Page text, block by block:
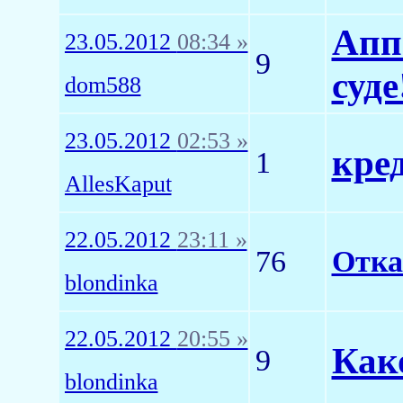
23.05.2012 08:34 »
dom588
9
23.05.2012 02:53 »
AllesKaput
1
22.05.2012 23:11 »
blondinka
76
22.05.2012 20:55 »
blondinka
9